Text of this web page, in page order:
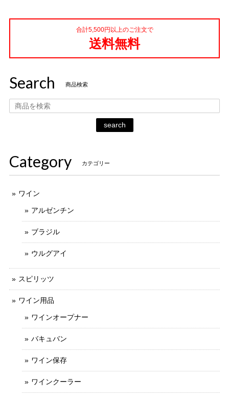
合計5,500円以上のご注文で
送料無料
Search 商品検索
search
Category カテゴリー
ワイン
アルゼンチン
ブラジル
ウルグアイ
スピリッツ
ワイン用品
ワインオープナー
バキュバン
ワイン保存
ワインクーラー